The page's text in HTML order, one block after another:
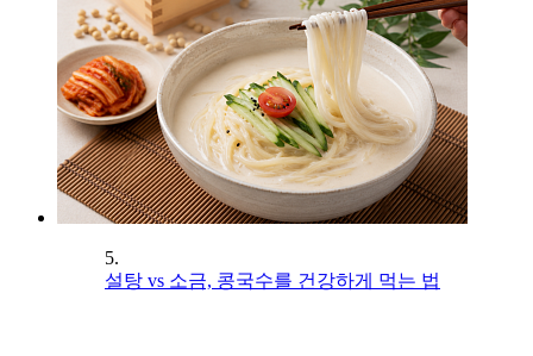
5.
설탕 vs 소금, 콩국수를 건강하게 먹는 법